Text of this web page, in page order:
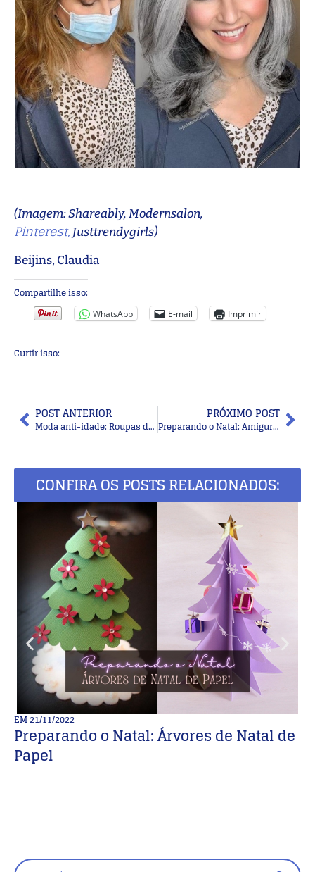
(Imagem: Shareably, Modernsalon,
Pinterest, Justtrendygirls)
Beijins, Claudia
Compartilhe isso:
WhatsApp E-mail Imprimir
Curtir isso:
POST ANTERIOR
Moda anti-idade: Roupas da meia-estação com conforto
PRÓXIMO POST
Preparando o Natal: Amigurumis de Natal
CONFIRA OS POSTS RELACIONADOS:
EM21/11/2022
Preparando o Natal: Árvores de Natal de
Papel